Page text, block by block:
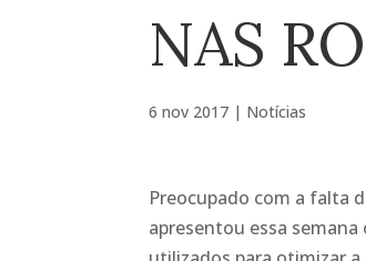
NAS
6 nov 2017 | Notícias
Preocupado com a falta
apresentou essa